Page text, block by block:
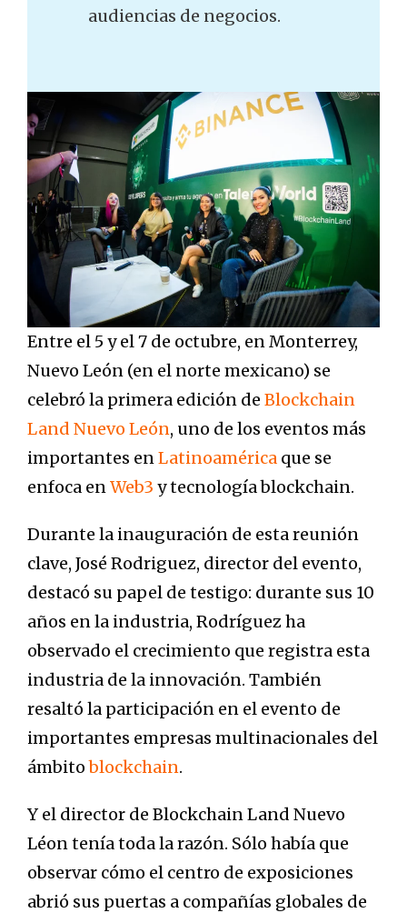
audiencias de negocios.
Entre el 5 y el 7 de octubre, en Monterrey,
Nuevo León (en el norte mexicano) se
celebró la primera edición de Blockchain
Land Nuevo León, uno de los eventos más
importantes enLatinoamérica que se
enfoca enWeb3 y tecnología blockchain.
Durante la inauguración de esta reunión
clave, José Rodriguez, director del evento,
destacó su papel de testigo: durante sus 10
años en la industria, Rodríguez ha
observado el crecimiento que registra esta
industria de la innovación. También
resaltó la participación en el evento de
importantes empresas multinacionales del
ámbitoblockchain.
Y el director de Blockchain Land Nuevo
Léon tenía toda la razón. Sólo había que
observar cómo el centro de exposiciones
abrió sus puertas a compañías globales de